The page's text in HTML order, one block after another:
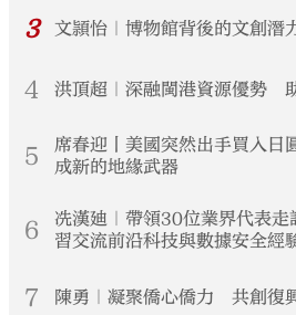
3 文頴怡｜博物館背後的文創潛
4 洪頂超｜深融閩港資源優勢
5
席春迎丨美國突然出手買入日
成新的地緣武器
6
冼漢廸｜帶領30位業界代表
習交流前沿科技與數據安全經
7 陳勇｜凝聚僑心僑力 共創復